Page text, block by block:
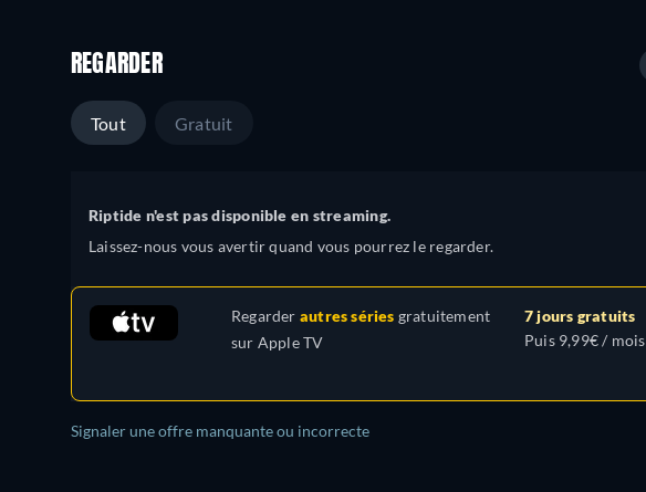
REGARDER
Tout Gratuit
Riptide n'est pas disponible en streaming.
Laissez-nous vous avertir quand vous pourrez le regarder.
Regarder autres séries gratuitement
sur Apple TV
7 jours gratuits
Puis 9,99€ / mois
Signaler une offre manquante ou incorrecte